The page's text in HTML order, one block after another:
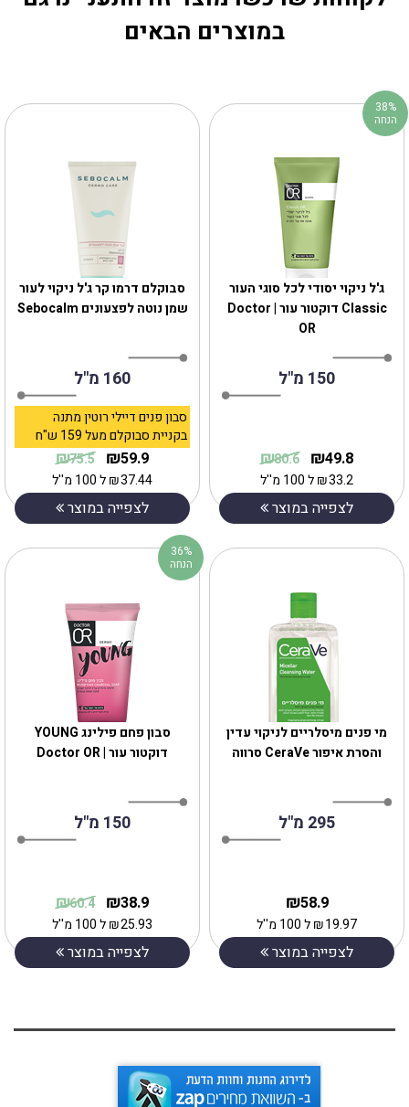
במוצרים הבאים
סבוקלם דרמו קר ג'ל ניקוי לעור
שמן נוטה לפצעונים Sebocalm
160 מ"ל
סבון פנים דיילי רוטין מתנה
בקניית סבוקלם מעל 159 ש"ח
59.9
₪
75.5
₪
37.44
₪ל 100 מ''ל
לצפייה במוצר
ג'ל ניקוי יסודי לכל סוגי העור
Classic דוקטור עור | Doctor
OR
150 מ"ל
49.8
₪
80.6
₪
33.2
₪ל 100 מ''ל
לצפייה במוצר
38%
הנחה
סבון פחם פילינג YOUNG
דוקטור עור | Doctor OR
150 מ"ל
38.9
₪
60.4
₪
25.93
₪ל 100 מ''ל
לצפייה במוצר
36%
הנחה
מי פנים מיסלריים לניקוי עדין
והסרת איפור CeraVe סרווה
295 מ"ל
58.9
₪
19.97
₪ל 100 מ''ל
לצפייה במוצר